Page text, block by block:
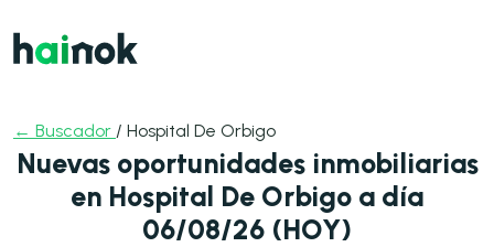
← Buscador / Hospital De Orbigo
Nuevas oportunidades inmobiliarias
en Hospital De Orbigo a día
06/08/26 (HOY)